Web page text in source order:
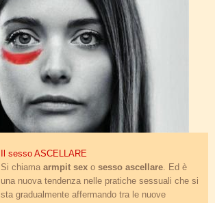
Il sesso ASCELLARE
Si chiama armpit sex o sesso ascellare. Ed è
una nuova tendenza nelle pratiche sessuali che si
sta gradualmente affermando tra le nuove